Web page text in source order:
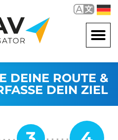
DEINE ROUTE &
DEIN ZIEL